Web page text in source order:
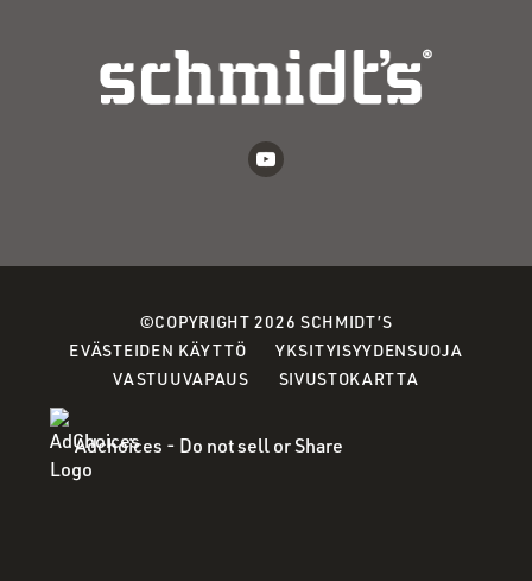
©COPYRIGHT 2026 SCHMIDT’S
EVÄSTEIDEN KÄYTTÖ(OPENS
IN
NEW
YKSITYISYYDENSUOJA
VASTUUVAPAUS(OPENS
A
SIVUSTOKARTTA
Adchoices - Do not sell or Share